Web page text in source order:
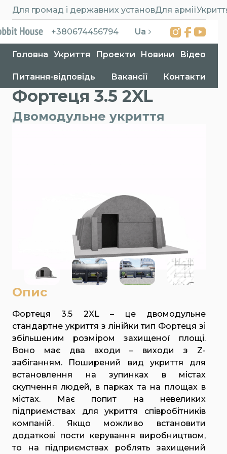
Для громад і державних установДля армії
+380674456794 Ua
Головна Укриття Проекти Новини Відео
Питання-відповідь Вакансії Контакти
Головна > Укриття > Фортеця 3.5 2XL
Фортеця 3.5 2XL
Двомодульне укриття
Опис
Фортеця 3.5 2XL – це двомодульне
стандартне укриття з лінійки тип Фортеця зі
збільшеним розміром захищеної площі.
Воно має два входи – виходи з Z-
забіганням. Поширений вид укриття для
встановлення на зупинках в містах
скупчення людей, в парках та на площах в
містах. Має попит на невеликих
підприємствах для укриття співробітників
компаній. Якщо можливо встановити
додаткові пости керування виробництвом,
то на підприємствах роблять захищений